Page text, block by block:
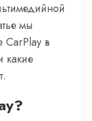
мы
CarPlay в
какие